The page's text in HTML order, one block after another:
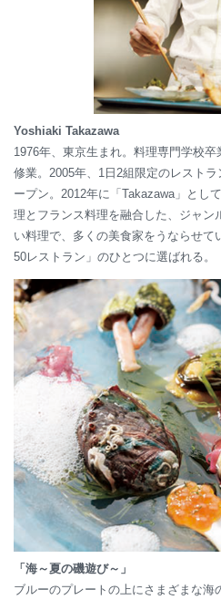
Yoshiaki Takazawa
1976年、東京生まれ。料理専門学校
修業。2005年、1日2組限定のレスト
ープン。2012年に「Takazawa」とし
理とフランス料理を融合した、ジャン
い料理で、多くの美食家をうならせて
50レストラン」のひとつに選ばれる。
「海～夏の磯遊び～」
ブルーのプレートの上にさまざまな海